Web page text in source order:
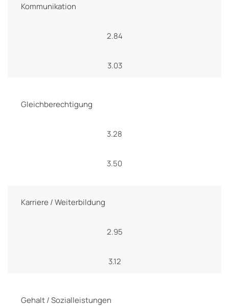
Kommunikation
2.84
3.03
Gleichberechtigung
3.28
3.50
Karriere / Weiterbildung
2.95
3.12
Gehalt / Sozialleistungen